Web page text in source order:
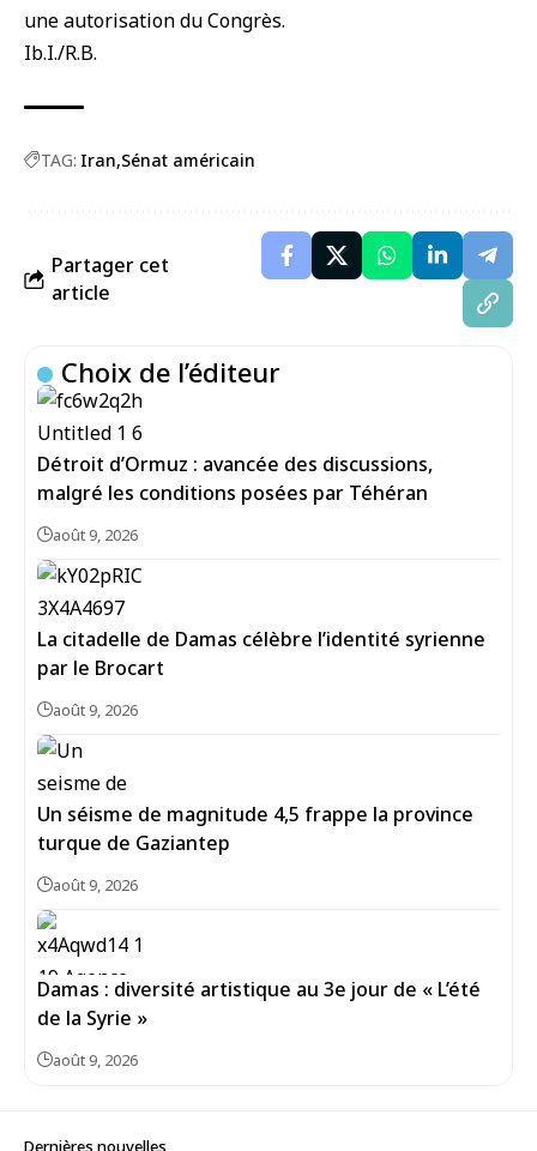
une autorisation du Congrès.
Ib.I./R.B.
TAG: Iran Sénat américain
Partager cet
article
Choix de l’éditeur
Détroit d’Ormuz : avancée des discussions,
malgré les conditions posées par Téhéran
août 9, 2026
La citadelle de Damas célèbre l’identité syrienne
par le Brocart
août 9, 2026
Un séisme de magnitude 4,5 frappe la province
turque de Gaziantep
août 9, 2026
Damas : diversité artistique au 3e jour de « L’été
de la Syrie »
août 9, 2026
Dernières nouvelles